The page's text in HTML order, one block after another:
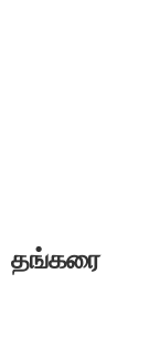
தங்கரை